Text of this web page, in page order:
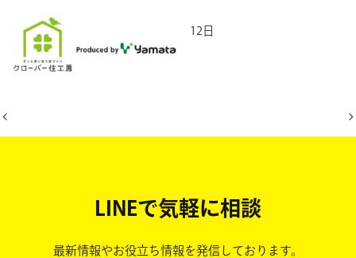
2026年6月12日
LINEで気軽に相談
最新情報やお役立ち情報を発信しております。